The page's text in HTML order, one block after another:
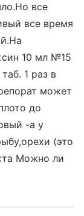
все
все время
10 мл №15
1 раз в
может
до
-а у
(это
Можно ли